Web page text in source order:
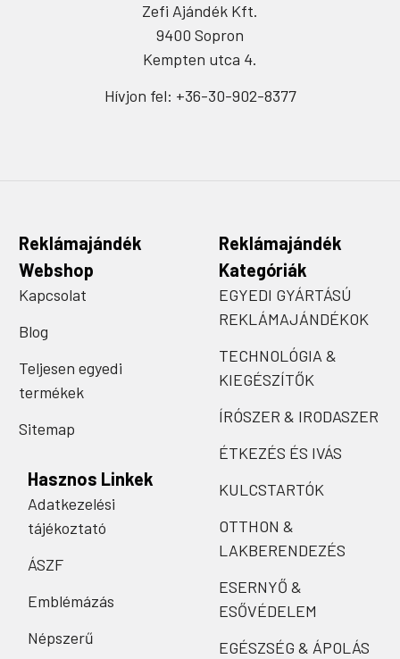
Zefi Ajándék Kft.
9400 Sopron
Kempten utca 4.
Hívjon fel: +36-30-902-8377
Reklámajándék
Webshop
Kapcsolat
Blog
Teljesen egyedi
termékek
Sitemap
Hasznos Linkek
Adatkezelési
tájékoztató
ÁSZF
Emblémázás
Népszerű
Reklámajándék
Kategóriák
EGYEDI GYÁRTÁSÚ
REKLÁMAJÁNDÉKOK
TECHNOLÓGIA &
KIEGÉSZÍTŐK
ÍRÓSZER & IRODASZER
ÉTKEZÉS ÉS IVÁS
KULCSTARTÓK
OTTHON &
LAKBERENDEZÉS
ESERNYŐ &
ESŐVÉDELEM
EGÉSZSÉG & ÁPOLÁS